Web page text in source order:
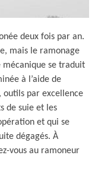
deux fois par an.
mais le ramonage
mécanique se traduit
à l’aide de
outils par excellence
de suie et les
et qui se
dégagés. À
vous au ramoneur